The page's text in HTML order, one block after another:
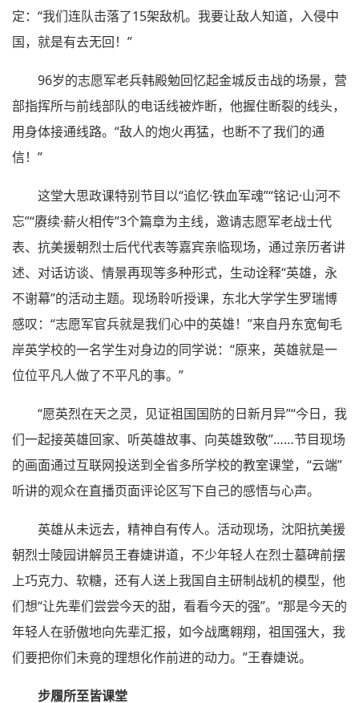
定：“我们连队击落了15架敌机。我要让敌人知道，入侵中
国，就是有去无回！”
96岁的志愿军老兵韩殿勉回忆起金城反击战的场景，营
部指挥所与前线部队的电话线被炸断，他握住断裂的线头，
用身体接通线路。“敌人的炮火再猛，也断不了我们的通
信！”
这堂大思政课特别节目以“追忆·铁血军魂”“铭记·山河不
忘”“赓续·薪火相传”3个篇章为主线，邀请志愿军老战士代
表、抗美援朝烈士后代代表等嘉宾亲临现场，通过亲历者讲
述、对话访谈、情景再现等多种形式，生动诠释“英雄，永
不谢幕”的活动主题。现场聆听授课，东北大学学生罗瑞博
感叹：“志愿军官兵就是我们心中的英雄！”来自丹东宽甸毛
岸英学校的一名学生对身边的同学说：“原来，英雄就是一
位位平凡人做了不平凡的事。”
“愿英烈在天之灵，见证祖国国防的日新月异”“今日，我
们一起接英雄回家、听英雄故事、向英雄致敬”……节目现场
的画面通过互联网投送到全省多所学校的教室课堂，“云端”
听讲的观众在直播页面评论区写下自己的感悟与心声。
英雄从未远去，精神自有传人。活动现场，沈阳抗美援
朝烈士陵园讲解员王春婕讲道，不少年轻人在烈士墓碑前摆
上巧克力、软糖，还有人送上我国自主研制战机的模型，他
们想“让先辈们尝尝今天的甜，看看今天的强”。“那是今天的
年轻人在骄傲地向先辈汇报，如今战鹰翱翔，祖国强大，我
们要把你们未竟的理想化作前进的动力。”王春婕说。
步履所至皆课堂